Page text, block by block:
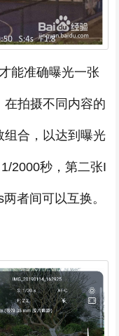
准确曝光一张
在拍摄不同内容的
组合，以达到曝光
2000秒，第二张I
者间可以互换。